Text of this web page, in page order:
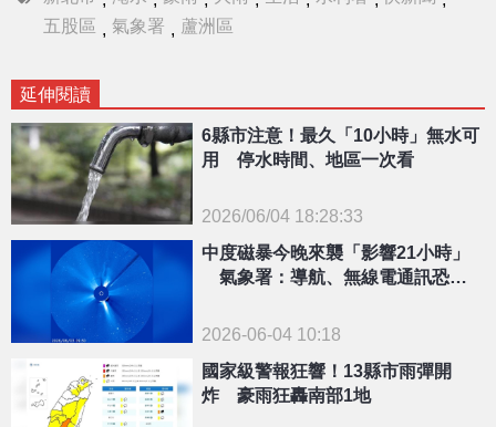
五股區 , 氣象署 , 蘆洲區
延伸閱讀
{PLAYICON}
6縣市注意！最久「10小時」無水可
用 停水時間、地區一次看
2026/06/04 18:28:33
中度磁暴今晚來襲「影響21小時」
氣象署：導航、無線電通訊恐短
2026-06-04 10:18
國家級警報狂響！13縣市雨彈開
炸 豪雨狂轟南部1地